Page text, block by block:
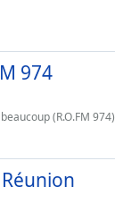
974
(R.O.FM 974)
Réunion